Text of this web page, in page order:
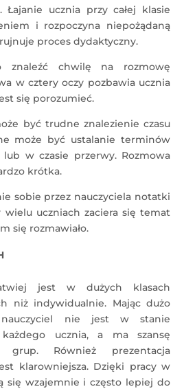
Łajanie ucznia przy całej klasie
i rozpoczyna niepożądaną
proces dydaktyczny.
znaleźć chwilę na rozmowę
w cztery oczy pozbawia ucznia
się porozumieć.
być trudne znalezienie czasu
może być ustalanie terminów
w czasie przerwy. Rozmowa
krótka.
sobie przez nauczyciela notatki
uczniach zaciera się temat
się rozmawiało.
jest w dużych klasach
niż indywidualnie. Mając dużo
nie jest w stanie
ucznia, a ma szansę
grup. Również prezentacja
klarowniejsza. Dzięki pracy w
się wzajemnie i często lepiej do